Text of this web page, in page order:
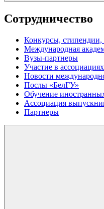
Сотрудничество
Конкурсы, стипендии,
Международная
Вузы-партнеры
Участие в ассоциациях
Новости
Послы «БелГУ»
Обучение
Ассоциация
Партнеры